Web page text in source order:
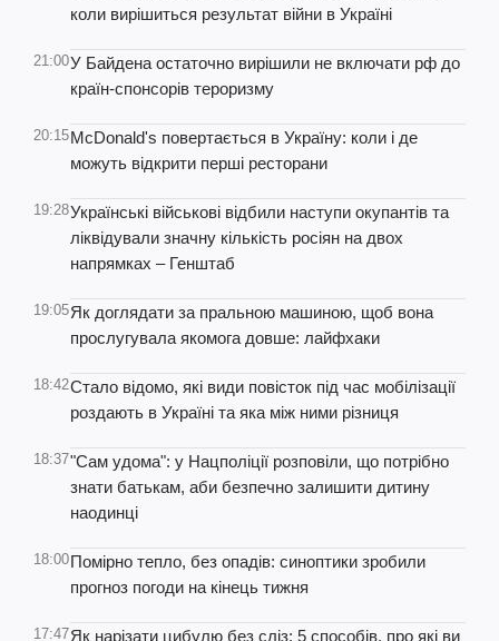
коли вирішиться результат війни в Україні
21:00У Байдена остаточно вирішили не включати рф до
країн-спонсорів тероризму
20:15McDonald's повертається в Україну: коли і де
можуть відкрити перші ресторани
19:28Українські військові відбили наступи окупантів та
ліквідували значну кількість росіян на двох
напрямках – Генштаб
19:05Як доглядати за пральною машиною, щоб вона
прослугувала якомога довше: лайфхаки
18:42Стало відомо, які види повісток під час мобілізації
роздають в Україні та яка між ними різниця
18:37"Сам удома": у Нацполіції розповіли, що потрібно
знати батькам, аби безпечно залишити дитину
наодинці
18:00Помірно тепло, без опадів: синоптики зробили
прогноз погоди на кінець тижня
17:47Як нарізати цибулю без сліз: 5 способів, про які ви